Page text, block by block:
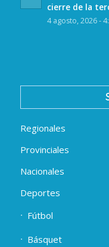
cierre de la
4 agosto, 2026 -
Regionales
Provinciales
Nacionales
Deportes
Fútbol
Básquet